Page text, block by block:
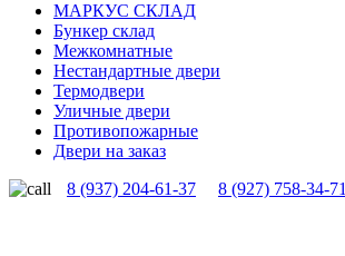
МАРКУС СКЛАД
Бункер склад
Межкомнатные
Нестандартные двери
Термодвери
Уличные двери
Противопожарные
Двери на заказ
8 (937) 204-61-37
8 (927) 758-34-71